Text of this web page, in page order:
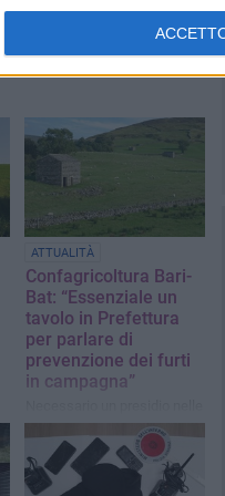
ATTUALITÀ
Confagricoltura Bari-
Bat: “Essenziale un
tavolo in Prefettura
per parlare di
prevenzione dei furti
in campagna”
zone rurali da parte delle
forze dell’ordine